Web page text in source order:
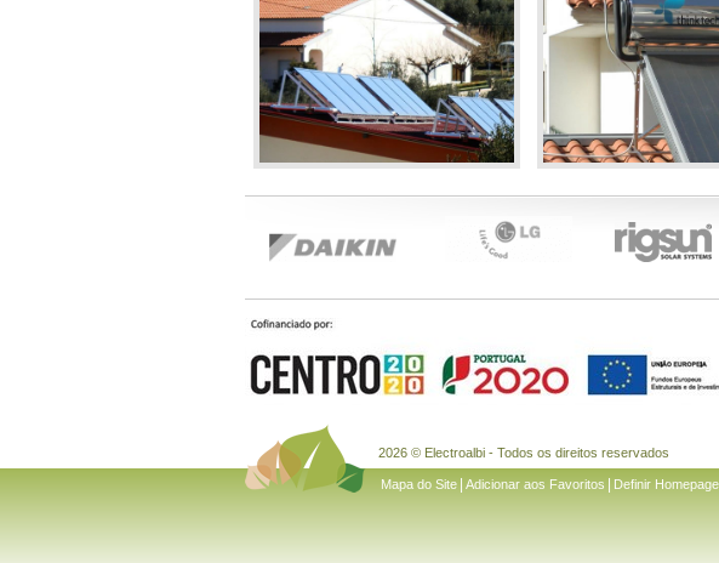
2026 © Electroalbi - Todos os direitos reservados
Mapa do Site Adicionar aos Favoritos Definir Homepage